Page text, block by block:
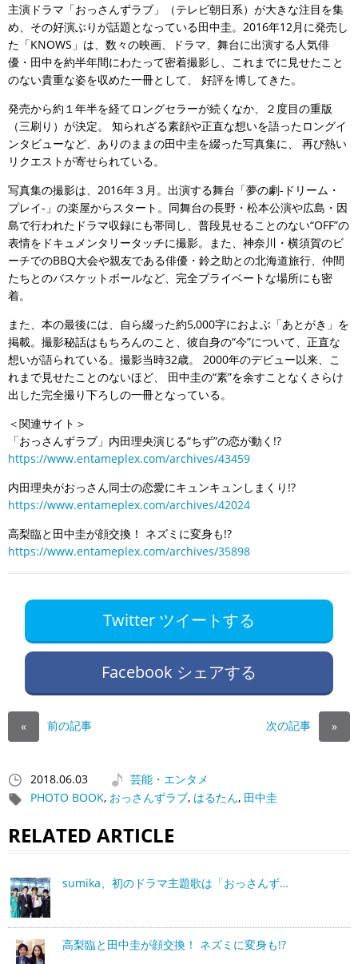
主演ドラマ「おっさんずラブ」（テレビ朝日系）が大きな注目を集
め、その好演ぶりが話題となっている田中圭。2016年12月に発売し
た「KNOWS」は、数々の映画、ドラマ、舞台に出演する人気俳
優・田中を約半年間にわたって密着撮影し、これまでに見せたこと
のない貴重な姿を収めた一冊として、 好評を博してきた。
発売から約１年半を経てロングセラーが続くなか、２度目の重版
（三刷り）が決定。 知られざる素顔や正直な想いを語ったロングイ
ンタビューなど、ありのままの田中圭を綴った写真集に、 再び熱い
リクエストが寄せられている。
写真集の撮影は、2016年３月。出演する舞台「夢の劇-ドリーム・
プレイ-」の楽屋からスタート。同舞台の長野・松本公演や広島・因
島で行われたドラマ収録にも帯同し、普段見せることのない“OFF”の
表情をドキュメンタリータッチに撮影。また、神奈川・横須賀のビ
ーチでのBBQ大会や親友である俳優・鈴之助との北海道旅行、仲間
たちとのバスケットボールなど、完全プライベートな場所にも密
着。
また、本の最後には、自ら綴った約5,000字におよぶ「あとがき」を
掲載。撮影秘話はもちろんのこと、彼自身の“今”について、正直な
想いが語られている。撮影当時32歳。 2000年のデビュー以来、こ
れまで見せたことのないほど、 田中圭の“素”を余すことなくさらけ
出した完全撮り下ろしの一冊となっている。
＜関連サイト＞
「おっさんずラブ」内田理央演じる“ちず”の恋が動く!?
https://www.entameplex.com/archives/43459
内田理央がおっさん同士の恋愛にキュンキュンしまくり!?
https://www.entameplex.com/archives/42024
高梨臨と田中圭が顔交換！ ネズミに変身も!?
https://www.entameplex.com/archives/35898
Twitter ツイートする
Facebook シェアする
« 前の記事 次の記事 »
2018.06.03
芸能・エンタメ
PHOTO BOOK, おっさんずラブ, はるたん, 田中圭
RELATED ARTICLE
sumika、初のドラマ主題歌は「おっさんず…
高梨臨と田中圭が顔交換！ ネズミに変身も!?